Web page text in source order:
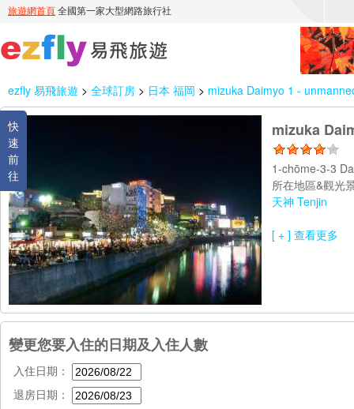
ezfly 易飛旅遊 > 全球訂房 > 日本 福岡 > mizuka Daimyo 1 -
快
速
前
往
mizuka
1-chōme-3-3
所在地區&觀光
天神 Tenjin
[ + ] 查看更多
變更您要入住的日期及入住人數
入住日期：
退房日期：